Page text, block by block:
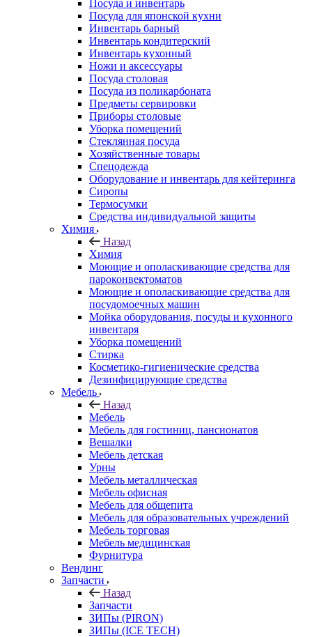
Посуда и инвентарь
Посуда для японской кухни
Инвентарь барный
Инвентарь кондитерский
Инвентарь кухонный
Ножи и аксессуары
Посуда столовая
Посуда из поликарбоната
Предметы сервировки
Приборы столовые
Уборка помещений
Стеклянная посуда
Хозяйственные товары
Спецодежда
Оборудование и инвентарь для кейтеринга
Сиропы
Термосумки
Средства индивидуальной защиты
Химия
Назад
Химия
Моющие и ополаскивающие средства для
пароконвектоматов
Моющие и ополаскивающие средства для
посудомоечных машин
Мойка оборудования, посуды и кухонного
инвентаря
Уборка помещений
Стирка
Косметико-гигиенические средства
Дезинфицирующие средства
Мебель
Назад
Мебель
Мебель для гостиниц, пансионатов
Вешалки
Мебель детская
Урны
Мебель металлическая
Мебель офисная
Мебель для общепита
Мебель для образовательных учреждений
Мебель торговая
Мебель медицинская
Фурнитура
Вендинг
Запчасти
Назад
Запчасти
ЗИПы (PIRON)
ЗИПы (ICE TECH)